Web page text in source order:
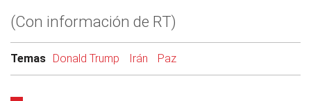
(Con información de RT)
Temas Donald Trump Irán Paz